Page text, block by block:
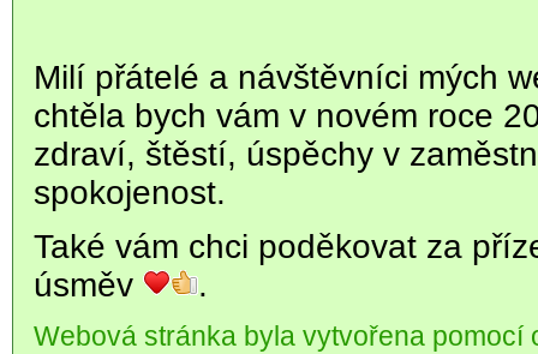
Milí přátelé a návštěvníci mých
chtěla bych vám v novém roce
zdraví, štěstí, úspěchy v
spokojenost.
Také vám chci poděkovat za
úsměv
.
Webová stránka byla vytvořena pomocí